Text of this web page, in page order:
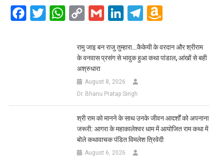
Facebook
Twitter
WhatsApp
CopyGmailLinkedIn
Telegram
List
रामु जाइ बन राजु तुम्हारा…कैकेयी के वरदान और श्रीराम
के वनवास प्रसंग से भावुक हुआ कथा पांडाल, आंखों से बही
अश्रुधारा
August 8, 2026
Dr. Bhanu Pratap Singh
​श्री राम को मानने के साथ उनके जीवन आदर्शों को अपनाना
जरूरी: आगरा के महाकालेश्वर धाम में आयोजित राम कथा में
बोले कथावाचक पंडित विमलेश त्रिवेदी
August 6, 2026